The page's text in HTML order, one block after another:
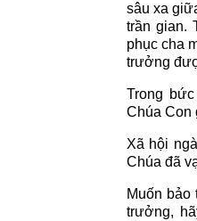
sâu xa
trần gian.
phục cha
trưởng
Trong
Chúa Con
Xã hội
Chúa đã
Muốn
trưởng,